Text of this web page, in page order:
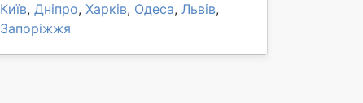
Київ, Дніпро, Харків, Одеса, Львів,
Запоріжжя